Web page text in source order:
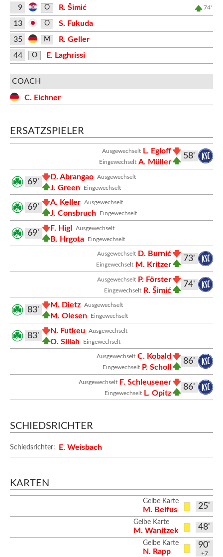
9 O R. Šimić 74'
13 O
S. Fukuda
35
M
R. Geller
44
O E. Laghrissi
COACH
C. Eichner
ERSATZSPIELER
58'
Ausgewechselt L. Egloff
Eingewechselt A. Müller
Ausgewechselt
D. Abrangao
Eingewechselt
J. Green
69'
Ausgewechselt
A. Keller
Eingewechselt
J. Consbruch
69'
Ausgewechselt
F. Higl
Eingewechselt
B. Hrgota
69'
73'
Ausgewechselt D. Burnić
Eingewechselt M. Kritzer
74'
Ausgewechselt P. Förster
Eingewechselt R. Šimić
Ausgewechselt
M. Dietz
Eingewechselt
M. Olesen
83'
Ausgewechselt
N. Futkeu
Eingewechselt
O. Sillah
83'
86'
Ausgewechselt C. Kobald
Eingewechselt P. Scholl
86'
Ausgewechselt F. Schleusener
Eingewechselt L. Opitz
SCHIEDSRICHTER
Schiedsrichter: E. Weisbach
KARTEN
25'
Gelbe Karte
M. Beifus
48'
Gelbe Karte
M. Wanitzek
90'
+7
Gelbe Karte
N. Rapp